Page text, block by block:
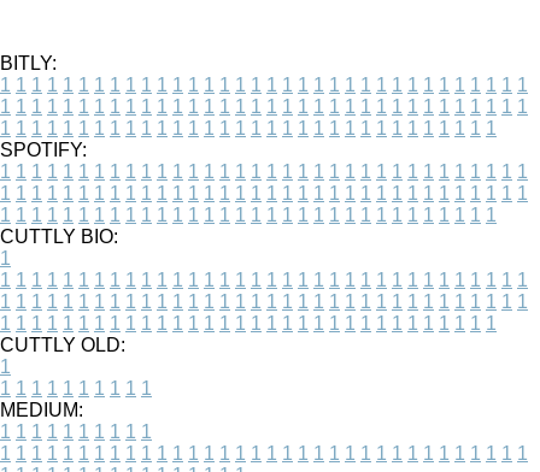
BITLY:
1 1 1 1 1 1 1 1 1 1 1 1 1 1 1 1 1 1 1 1 1 1 1 1 1 1 1 1 1 1 1 1 1 1
1 1 1 1 1 1 1 1 1 1 1 1 1 1 1 1 1 1 1 1 1 1 1 1 1 1 1 1 1 1 1 1 1 1
1 1 1 1 1 1 1 1 1 1 1 1 1 1 1 1 1 1 1 1 1 1 1 1 1 1 1 1 1 1 1 1
SPOTIFY:
1 1 1 1 1 1 1 1 1 1 1 1 1 1 1 1 1 1 1 1 1 1 1 1 1 1 1 1 1 1 1 1 1 1
1 1 1 1 1 1 1 1 1 1 1 1 1 1 1 1 1 1 1 1 1 1 1 1 1 1 1 1 1 1 1 1 1 1
1 1 1 1 1 1 1 1 1 1 1 1 1 1 1 1 1 1 1 1 1 1 1 1 1 1 1 1 1 1 1 1
CUTTLY BIO:
1
1 1 1 1 1 1 1 1 1 1 1 1 1 1 1 1 1 1 1 1 1 1 1 1 1 1 1 1 1 1 1 1 1 1
1 1 1 1 1 1 1 1 1 1 1 1 1 1 1 1 1 1 1 1 1 1 1 1 1 1 1 1 1 1 1 1 1 1
1 1 1 1 1 1 1 1 1 1 1 1 1 1 1 1 1 1 1 1 1 1 1 1 1 1 1 1 1 1 1 1
CUTTLY OLD:
1
1 1 1 1 1 1 1 1 1 1
MEDIUM:
1 1 1 1 1 1 1 1 1 1
1 1 1 1 1 1 1 1 1 1 1 1 1 1 1 1 1 1 1 1 1 1 1 1 1 1 1 1 1 1 1 1 1 1